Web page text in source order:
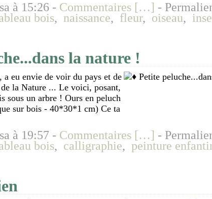
à 15:26 - Commentaires […] -
bois, naissance, fleur, oiseau,
la nature !
a eu envie de voir du pays et de
la Nature ... Le voici, posant,
sous un arbre ! Ours en peluch
sur bois - 40*30*1 cm) Ce ta
à 19:57 - Commentaires […] -
bois, calligraphie, peinture